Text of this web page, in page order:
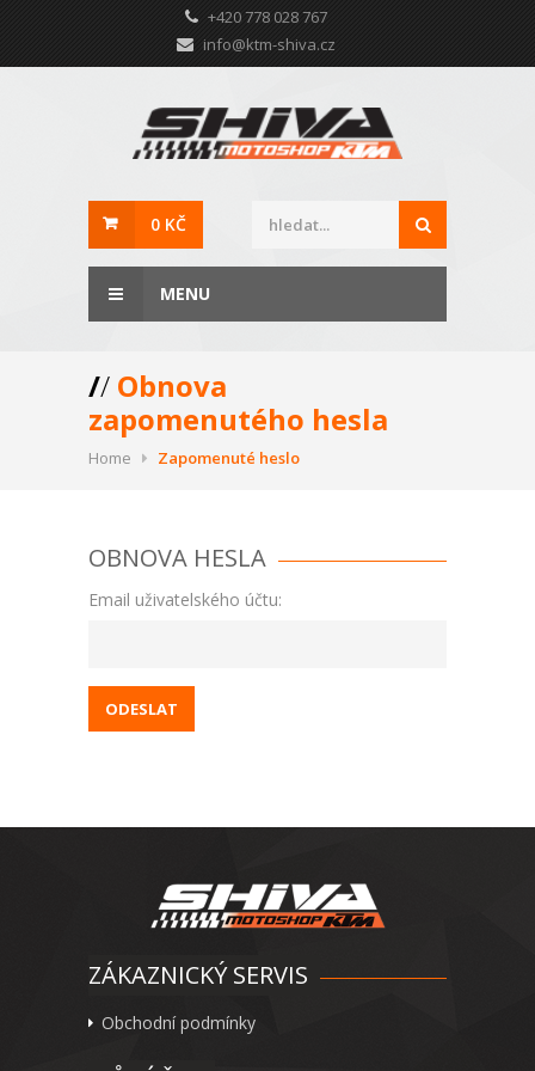
+420 778 028 767
info@ktm-shiva.cz
0 KČ
MENU
// Obnova
zapomenutého hesla
Home Zapomenuté heslo
OBNOVA HESLA
Email uživatelského účtu:
ZÁKAZNICKÝ SERVIS
Obchodní podmínky